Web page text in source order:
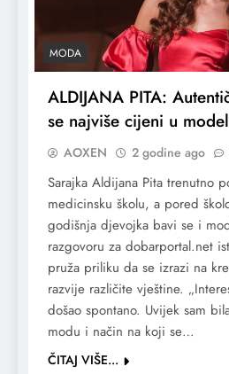
MODA
ALDIJANA PITA:
se najviše cijeni u
AOXEN 2 godine ago
Sarajka Aldijana Pita trenutno
medicinsku školu, a pored
godišnja djevojka bavi se i
razgovoru za dobarportal.net
pruža priliku da se izrazi na
razvije različite vještine.
došao spontano. Uvijek sam
modu i način na koji se…
ČITAJ VIŠE...